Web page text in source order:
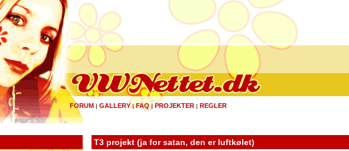
FORUM | GALLERY|FAQ | PROJEKTER | REGLER
T3 projekt (ja for satan, den er luftkølet)